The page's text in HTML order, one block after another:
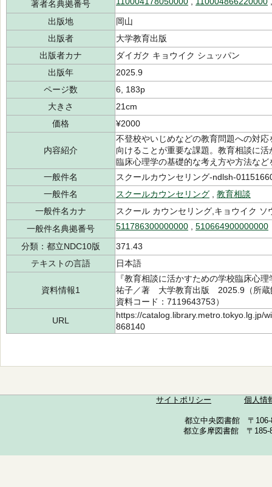
著者名典拠番号
出版地
岡山
出版者
大学教育出版
出版者カナ
ダイガク キョウイク シュッパン
出版年
2025.9
ページ数
6, 183p
大きさ
21cm
価格
¥2000
内容紹介
不登校やいじめなどの教育問題への対
向けることが重要な課題。教育相談に
臨床心理学の基礎的な考え方や方法など
一般件名
スクールカウンセリング-ndlsh-
一般件名
スクールカウンセリング
教育相談
一般件名カナ
スクール カウンセリング,キョウイク ソ
一般件名典拠番号
511786300000000 510664900000000
分類：都立NDC10版
371.43
テキストの言語
日本語
資料情報1
『教育相談に活かすための学校臨床心
祐子／著 大学教育出版 2025.9（所
資料コード：7119643753）
URL
https://catalog.library.metro.tokyo.lg.jp/
868140
サイトポリシー 個人情
都立中央図書館 〒
都立多摩図書館 〒185-